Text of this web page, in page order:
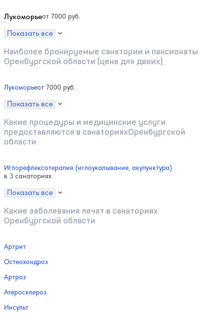
Лукоморьеот 7000 руб.
Показать все
Наиболее бронируемые санатории и пансионаты
Оренбургской области (цена для двоих)
Лукоморьеот 7000 руб.
Показать все
Какие процедуры и медицинские услуги
предоставляются в санаторияхОренбургской
области
Иглорефлексотерапия (иглоукалывание, акупунктура)
в 3 санаториях
Показать все
Какие заболевания лечат в санаториях
Оренбургской области
Артрит
Остеохондроз
Артроз
Атеросклероз
Инсульт